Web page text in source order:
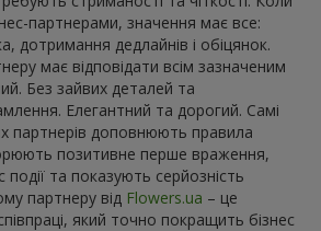
партнерами, значення має все:
дотримання дедлайнів і обіцянок.
має відповідати всім зазначеним
Без зайвих деталей та
Елегантний та дорогий. Самі
партнерів доповнюють правила
позитивне перше враження,
та показують серйозність
партнеру від Flowers.ua – це
який точно покращить бізнес